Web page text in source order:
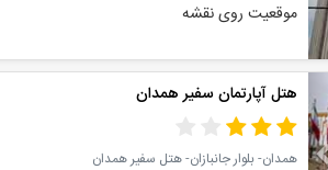
موقعیت روی نقشه
Previous
هتل آپارتمان سفیر همدان
همدان- بلوار جانبازان- هتل سفیر همدان